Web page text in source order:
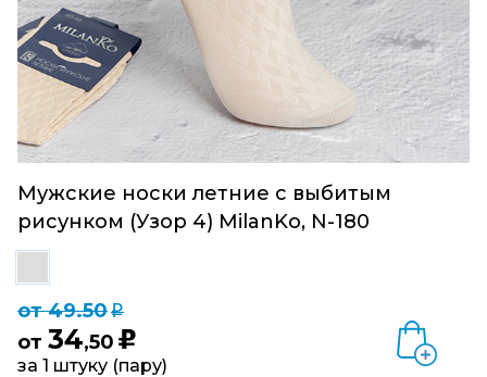
Мужские носки летние с выбитым
рисунком (Узор 4) MilanKo, N-180
от 49.50q
от 34,50 u
за 1 штуку (пару)